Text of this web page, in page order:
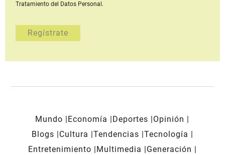
Tratamiento del Datos Personal.
Mundo Economía Deportes
Opinión
Blogs
Cultura Tendencias Tecnología
Entretenimiento
Multimedia
Generación